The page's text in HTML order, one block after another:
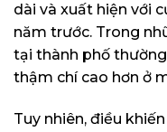
dài và xuất hiện với
năm trước. Trong
tại thành phố thường
thậm chí cao hơn ở
Tuy nhiên, điều